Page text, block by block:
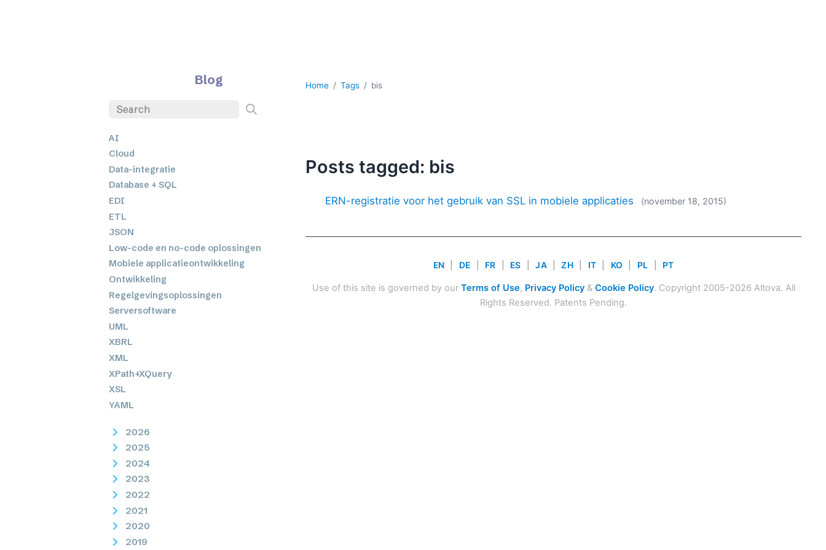
Blog
AI
Cloud
Data-integratie
Database + SQL
EDI
ETL
JSON
Low-code en no-code oplossingen
Mobiele applicatieontwikkeling
Ontwikkeling
Regelgevingsoplossingen
Serversoftware
UML
XBRL
XML
XPath+XQuery
XSL
YAML
2026
2025
2024
2023
2022
2021
2020
2019
Home Tags bis
Posts tagged: bis
ERN-registratie voor het gebruik van SSL in mobiele applicaties (november 18, 2015)
EN DE FR ES JA ZH IT KO PL PT
Use of this site is governed by our Terms of Use, Privacy Policy& Cookie Policy. Copyright 2005-2026 Altova. All
Rights Reserved. Patents Pending.